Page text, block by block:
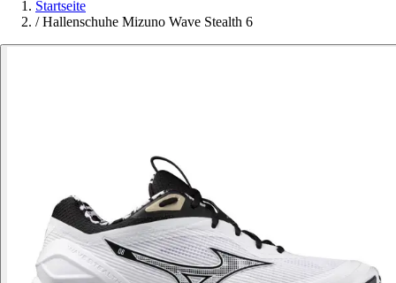
Startseite
/ Hallenschuhe Mizuno Wave Stealth 6